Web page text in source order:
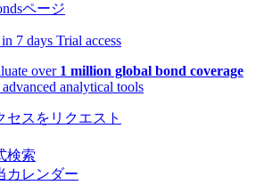
ページ
7 days Trial access
over 1 million global bond coverage
advanced analytical tools
セスをリクエスト
検索
カレンダー